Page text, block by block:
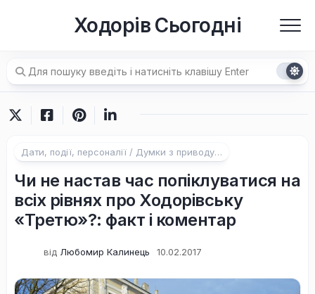
Ходорів Сьогодні
Дати, події, персоналії / Думки з приводу…
Чи не настав час попіклуватися на
всіх рівнях про Ходорівську
«Третю»?: факт і коментар
від Любомир Калинець 10.02.2017